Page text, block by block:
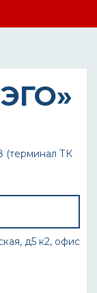
(терминал ТК
д5 к2, офис